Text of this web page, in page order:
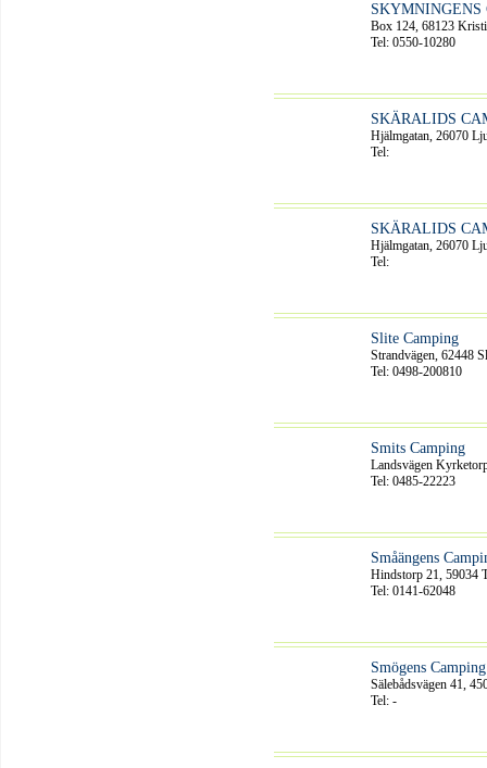
SKYMNINGENS
Box 124, 68123
Tel: 0550-10280
SKÄRALIDS
Hjälmgatan, 26070
Tel:
SKÄRALIDS
Hjälmgatan, 26070
Tel:
Slite Camping
Strandvägen, 62448
Tel: 0498-200810
Smits Camping
Landsvägen
Tel: 0485-22223
Småängens
Hindstorp 21, 59034
Tel: 0141-62048
Smögens Camping
Sälebådsvägen 41,
Tel: -